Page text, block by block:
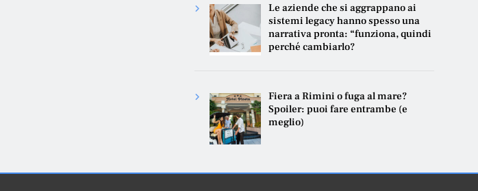
Le aziende che si aggrappano ai
sistemi legacy hanno spesso una
narrativa pronta: “funziona, quindi
perché cambiarlo?
Fiera a Rimini o fuga al mare?
Spoiler: puoi fare entrambe (e
meglio)